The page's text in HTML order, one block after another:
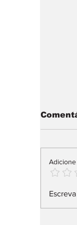
IUC:
Adicione